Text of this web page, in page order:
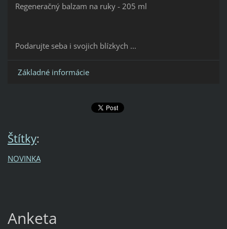
Regeneračný balzam na ruky - 205 ml
Podarujte seba i svojich blízkych ...
Základné informácie
Štítky:
NOVINKA
Anketa